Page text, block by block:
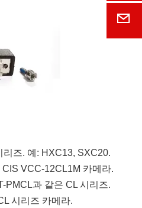
즈. 예: HXC13, SXC20.
VCC-12CL1M 카메라.
PMCL과 같은 CL 시리즈.
시리즈 카메라.
E-